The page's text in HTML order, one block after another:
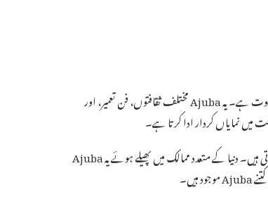
دنیا میں Ajuba کی تعداد ایک دلچسپ موضوع ہے جو انسانیت کی تخلیقی صلاحیتوں اور محنت کا ثبوت ہے۔ یہ Ajuba مختلف ثقافتوں، فن تعمیر، اور
انسان نے مختلف ادوار میں کئی شاندار ساختیں تخلیق کی ہیں جو آج بھی دیکھنے والوں کو حیران کرتی ہیں۔ دنیا کے متعدد ممالک میں پھیلے ہوئے یہ Ajuba